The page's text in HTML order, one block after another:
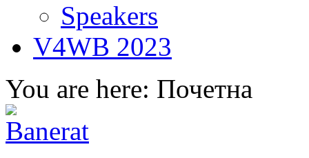
Speakers
V4WB 2023
You are here: Почетна